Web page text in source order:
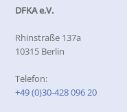
DFKA e.V.
Rhinstraße 137a
10315 Berlin
Telefon:
+49 (0)30-428 096 20